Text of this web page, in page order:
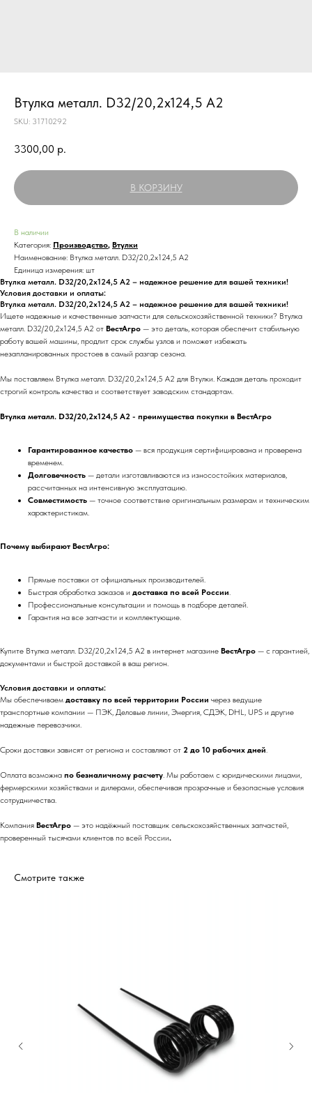
Втулка металл. D32/20,2x124,5 A2
SKU: 31710292
3300,00 р.
В КОРЗИНУ
В наличии
Категория: Производство, Втулки
Наименование: Втулка металл. D32/20,2x124,5 A2
Единица измерения: шт
Втулка металл. D32/20,2x124,5 A2 – надежное решение для вашей техники!
Условия доставки и оплаты:
Втулка металл. D32/20,2x124,5 A2 – надежное решение для вашей техники!
Ищете надежные и качественные запчасти для сельскохозяйственной техники? Втулка
металл. D32/20,2x124,5 A2 от ВестАгро — это деталь, которая обеспечит стабильную
работу вашей машины, продлит срок службы узлов и поможет избежать
незапланированных простоев в самый разгар сезона.
Мы поставляем Втулка металл. D32/20,2x124,5 A2 для Втулки. Каждая деталь проходит
строгий контроль качества и соответствует заводским стандартам.
Втулка металл. D32/20,2x124,5 A2 - преимущества покупки в ВестАгро
Гарантированное качество — вся продукция сертифицирована и проверена
временем.
Долговечность — детали изготавливаются из износостойких материалов,
рассчитанных на интенсивную эксплуатацию.
Совместимость — точное соответствие оригинальным размерам и техническим
характеристикам.
Почему выбирают ВестАгро:
Прямые поставки от официальных производителей.
Быстрая обработка заказов и доставка по всей России.
Профессиональные консультации и помощь в подборе деталей.
Гарантия на все запчасти и комплектующие.
Купите Втулка металл. D32/20,2x124,5 A2 в интернет магазине ВестАгро — с гарантией,
документами и быстрой доставкой в ваш регион.
Условия доставки и оплаты:
Мы обеспечиваем доставку по всей территории России через ведущие
транспортные компании — ПЭК, Деловые линии, Энергия, СДЭК, DHL, UPS и другие
надежные перевозчики.
Сроки доставки зависят от региона и составляют от 2 до 10 рабочих дней.
Оплата возможна по безналичному расчету. Мы работаем с юридическими лицами,
фермерскими хозяйствами и дилерами, обеспечивая прозрачные и безопасные условия
сотрудничества.
Компания ВестАгро — это надёжный поставщик сельскохозяйственных запчастей,
проверенный тысячами клиентов по всей России.
Смотрите также